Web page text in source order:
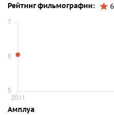
Рейтинг фильмографии:
Амплуа